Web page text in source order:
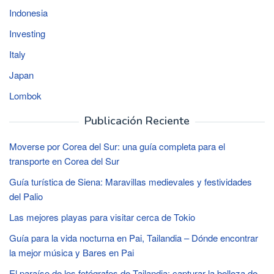
Indonesia
Investing
Italy
Japan
Lombok
Publicación Reciente
Moverse por Corea del Sur: una guía completa para el
transporte en Corea del Sur
Guía turística de Siena: Maravillas medievales y festividades
del Palio
Las mejores playas para visitar cerca de Tokio
Guía para la vida nocturna en Pai, Tailandia – Dónde encontrar
la mejor música y Bares en Pai